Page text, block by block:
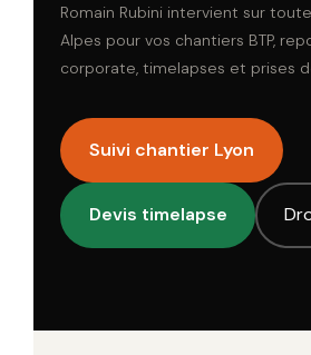
Romain Rubini intervient sur
Alpes pour vos chantiers BTP,
corporate, timelapses et prises
Suivi chantier Lyon
Devis timelapse